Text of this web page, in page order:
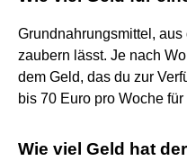
Grundnahrungsmittel,
zaubern lässt. Je nach
dem Geld, das du zur
bis 70 Euro pro Woche
Wie viel Geld hat der